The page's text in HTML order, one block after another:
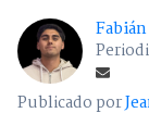
Publicado por